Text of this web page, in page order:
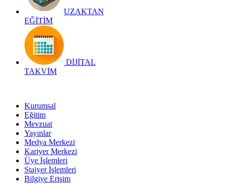
UZAKTAN
EĞİTİM
DİJİTAL
TAKVİM
Kurumsal
Eğitim
Mevzuat
Yayınlar
Medya Merkezi
Kariyer Merkezi
Üye İşlemleri
Stajyer İşlemleri
Bilgiye Erişim